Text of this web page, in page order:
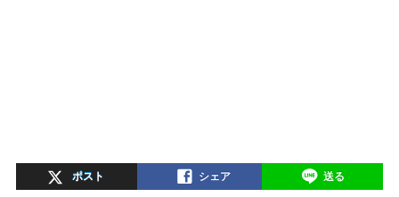
ポスト シェア 送る